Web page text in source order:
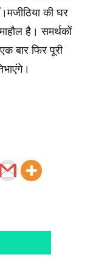
की घर
है। समर्थकों
बार फिर पूरी